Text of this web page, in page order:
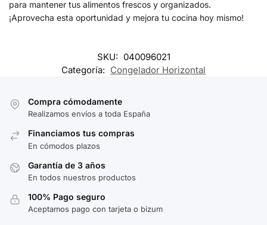
para mantener tus alimentos frescos y organizados.
¡Aprovecha esta oportunidad y mejora tu cocina hoy mismo!
SKU: 040096021
Categoría: Congelador Horizontal
Compra cómodamente
Realizamos envíos a toda España
Financiamos tus compras
En cómodos plazos
Garantía de 3 años
En todos nuestros productos
100% Pago seguro
Aceptamos pago con tarjeta o bizum